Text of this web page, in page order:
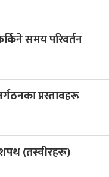
समय परिवर्तन
प्रस्तावहरू
(तस्वीरहरू)